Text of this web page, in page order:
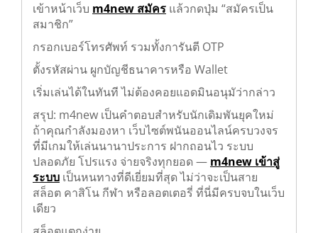
แนวทางสมัครสมาชิก m4new
เข้าหน้าเว็บ
กรอกเบอร์โทรศัพท์ รวมทั้งการันตี OTP
ตั้งรหัสผ่าน ผูกบัญชีธนาคารหรือ Wallet
เริ่มเล่นได้ในทันที ไม่ต้องคอยแอดมินอนุมัว่ากล่าว
สรุป: m4new เป็นคำตอบสำหรับนักเดิมพันยุคใหม่
ถ้าคุณกำลังมองหา เว็บไซต์พนันออนไลน์ครบวงจร
ที่มีเกมให้เล่นนานาประการ ฝากถอนไว ระบบ
ปลอดภัย โปรแรง จ่ายจริงทุกยอด —m4new เข้าสู่
ระบบเป็นหนทางที่ดีเยี่ยมที่สุด ไม่ว่าจะเป็นสาย
สล็อต คาสิโน กีฬา หรือลอตเตอรี่ ที่นี่มีครบจบในเว็บ
เดียว